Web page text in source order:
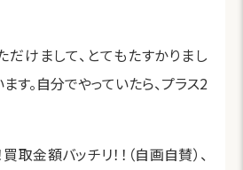
けまして、とてもたすかりまし
す。自分でやっていたら、プラス2
取金額バッチリ！！（自画自賛）、